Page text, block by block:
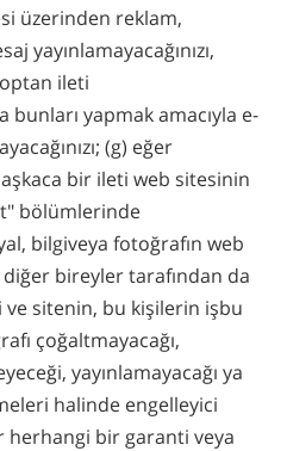
üzerinden reklam,
yayınlamayacağınızı,
ileti
yapmak amacıyla e-
(g) eğer
bir ileti web sitesinin
bölümlerinde
bilgiveya fotoğrafın web
bireyler tarafından da
sitenin, bu kişilerin işbu
çoğaltmayacağı,
yayınlamayacağı ya
halinde engelleyici
herhangi bir garanti veya